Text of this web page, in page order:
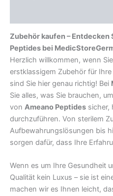
Zubehör kaufen –
Peptides bei
Herzlich willkommen, wenn
erstklassigem Zubehör für
sind Sie hier genau richtig! Bei
Sie alles, was Sie brauchen,
von Ameano Peptides sicher,
durchzuführen. Von sterilem
Aufbewahrungslösungen bis
sorgen dafür, dass Ihre
Wenn es um Ihre Gesundheit
Qualität kein Luxus – sie ist
machen wir es Ihnen leicht,